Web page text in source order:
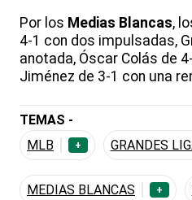
Por los Medias Blancas,
4-1 con dos impulsadas,
anotada, Óscar Colás de
Jiménez de 3-1 con una
TEMAS -
MLB
+ GRANDES
MEDIAS BLANCAS +